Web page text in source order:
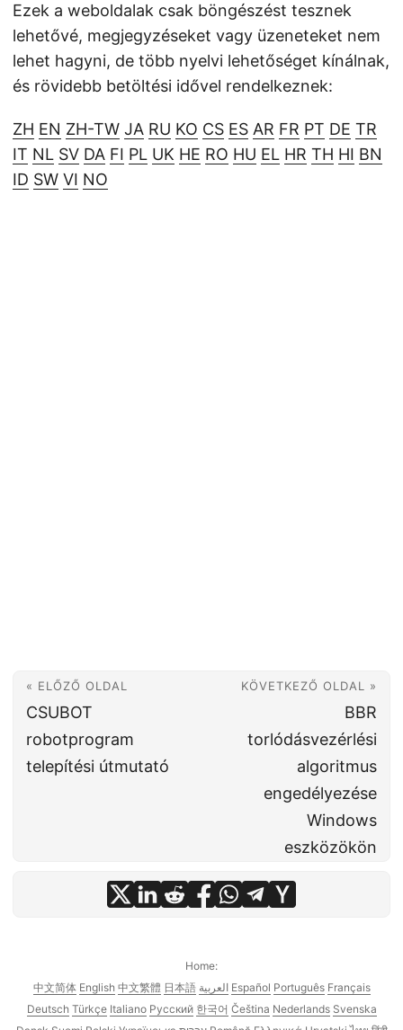
Ezek a weboldalak csak böngészést tesznek
lehetővé, megjegyzéseket vagy üzeneteket nem
lehet hagyni, de több nyelvi lehetőséget kínálnak,
és rövidebb betöltési idővel rendelkeznek:
ZH EN ZH-TW JA RU KO CS ES AR FR PT DE TR
IT NL SV DA FI PL UK HE RO HU EL HR TH HI BN
ID SW VI NO
« ELŐZŐ OLDAL
CSUBOT
robotprogram
telepítési útmutató
KÖVETKEZŐ OLDAL »
BBR
torlódásvezérlési
algoritmus
engedélyezése
Windows
eszközökön
Home:
中文简体 English 中文繁體 日本語 العربية Español Português Français
Deutsch Türkçe Italiano Русский 한국어 Čeština Nederlands Svenska